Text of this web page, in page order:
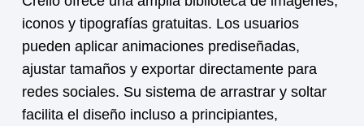
iconos y tipografías gratuitas. Los usuarios
pueden aplicar animaciones prediseñadas,
ajustar tamaños y exportar directamente para
redes sociales. Su sistema de arrastrar y soltar
facilita el diseño incluso a principiantes,